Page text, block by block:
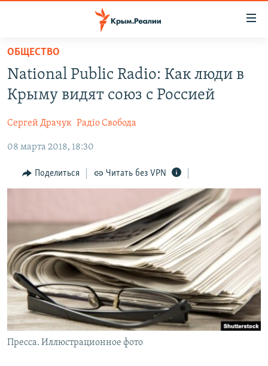
Вернуться
основному
содержанию
Вернутся
навигации
Вернутся
КАРТА ВОЕННЫХ ОБЪЕКТОВ КРЫМА
11 ЛЕТ ОККУПАЦИИ КРЫМА. 11 ИСТОРИЙ СОПРОТИВЛЕНИЯ
ВОДА
ИСТОРИЯ
ЕЩЕ
ИНТЕРАКТИВ
ТЕЛЕПРОЕКТ КРЫМ.РЕАЛИИ
СОВЕТЫ ПРАВОЗАЩИТНИКОВ
ПРОПАВШИЕ БЕЗ ВЕСТИ
ПОБЕДИТЕЛЕЙ НЕ СУДЯТ?
КРЫМ.НЕПОКОРЕННЫЙ
ELIFBE
УКРАИНСКАЯ ПРОБЛЕМА КРЫМА
РАДІО СВОБОДА
Українською
Qırımtatar
ПРИСОЕДИНЯЙТЕСЬ!
ОБЩЕСТВО
National Public Radio: Как люди в
Крыму видят союз с Россией
Сергей Драчук Радіо Свобода
08 марта 2018, 18:30
Поделиться Читать без VPN
Пресса. Иллюстрационное фото